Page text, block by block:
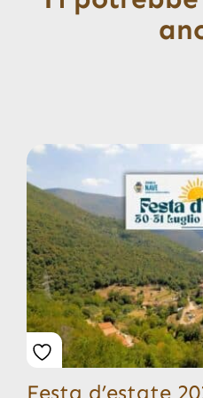
Festa d’estate